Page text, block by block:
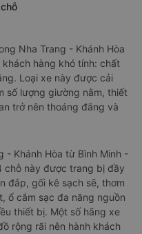
Nha Trang - Khánh Hòa
hàng khó tính: chất
Loại xe này được cải
số lượng giường nằm, thiết
trở nên thoáng đãng và
- Khánh Hòa từ Bình Minh -
chỗ này được trang bị đầy
đắp, gối kê sạch sẽ, thơm
ổ cắm sạc đa năng nguồn
thiết bị. Một số hãng xe
rộng rãi nên hành khách